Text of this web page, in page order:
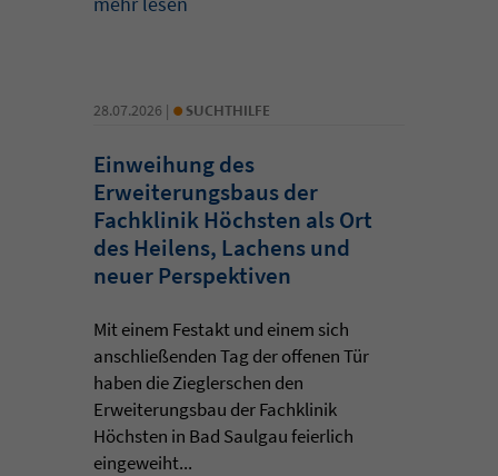
28.07.2026 | • SUCHTHILFE
Einweihung des
Erweiterungsbaus der
Fachklinik Höchsten als Ort
des Heilens, Lachens und
neuer Perspektiven
Mit einem Festakt und einem sich
anschließenden Tag der offenen Tür
haben die Zieglerschen den
Erweiterungsbau der Fachklinik
Höchsten in Bad Saulgau feierlich
eingeweiht...